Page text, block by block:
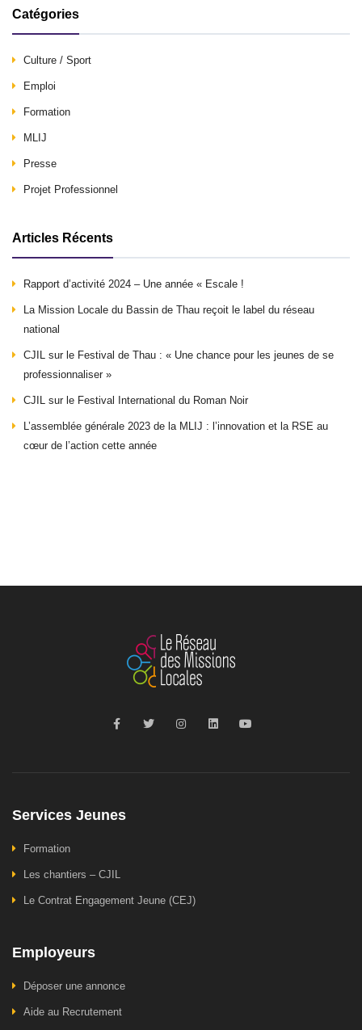
Catégories
Culture / Sport
Emploi
Formation
MLIJ
Presse
Projet Professionnel
Articles Récents
Rapport d’activité 2024 – Une année « Escale !
La Mission Locale du Bassin de Thau reçoit le label du réseau
national
CJIL sur le Festival de Thau : « Une chance pour les jeunes de se
professionnaliser »
CJIL sur le Festival International du Roman Noir
L’assemblée générale 2023 de la MLIJ : l’innovation et la RSE au
cœur de l’action cette année
Services Jeunes
Formation
Les chantiers – CJIL
Le Contrat Engagement Jeune (CEJ)
Employeurs
Déposer une annonce
Aide au Recrutement